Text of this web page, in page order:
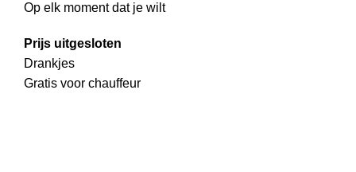
Op elk moment dat je wilt
Prijs uitgesloten
Drankjes
Gratis voor chauffeur